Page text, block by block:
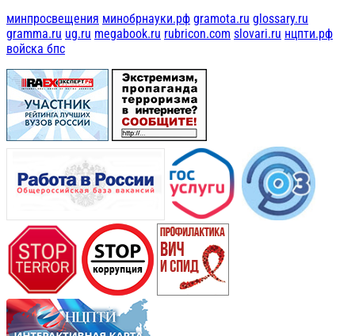
минпросвещения минобрнауки.рф gramota.ru glossary.ru
gramma.ru ug.ru megabook.ru rubricon.com slovari.ru нцпти.рф
войска бпс